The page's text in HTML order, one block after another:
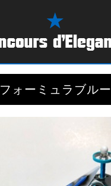
フォーミュラブルー